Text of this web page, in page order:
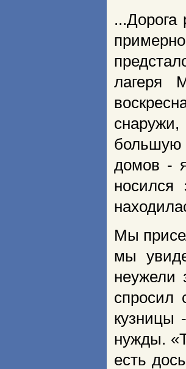
...Дорога
лагеря
большую
домов -
носился
Мы
мы
неужели
спросил
кузницы
нужды.
есть